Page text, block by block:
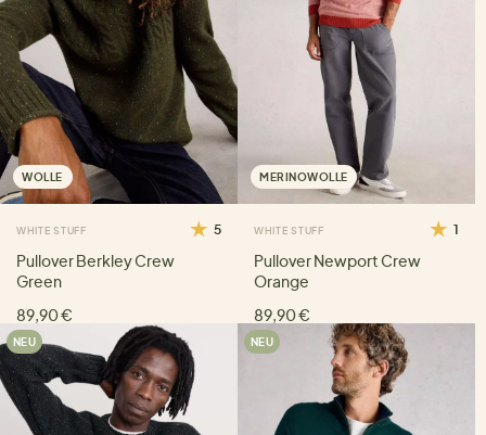
WOLLE
WHITE STUFF 5
Pullover Berkley Crew
Green
89,90 €
MERINOWOLLE
WHITE STUFF 1
Pullover Newport Crew
Orange
89,90 €
NEU NEU